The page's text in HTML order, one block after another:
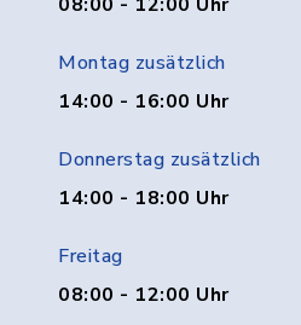
Montag zusätzlich
14:00 - 16:00 Uhr
Donnerstag zusätzlich
14:00 - 18:00 Uhr
Freitag
08:00 - 12:00 Uhr